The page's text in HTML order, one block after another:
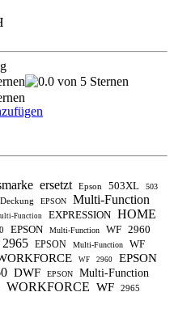
ersetzt Epson 503XL 503
Deckung EPSON Multi-Function
Function EXPRESSION HOME
EPSON Multi-Function WF 2960
2965 EPSON Multi-Function WF
WF 2960 EPSON
DWF EPSON Multi-Function
WORKFORCE WF 2965